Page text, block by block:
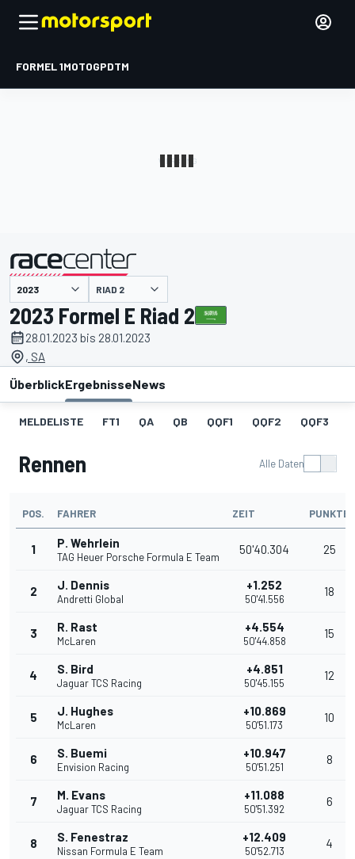
FORMEL 1MOTOGPDTM
RIAD 2
2023 Formel E Riad 2
28.01.2023 bis 28.01.2023
, SA
ÜberblickErgebnisseNews
MELDELISTE FT1 QA QB QQF1 QQF2 QQF3
Rennen Alle Daten
POS. FAHRER ZEIT PUNKTE
1 P. Wehrlein
TAG Heuer Porsche Formula E Team
50'40.304 25
2 J. Dennis
Andretti Global
+1.252
50'41.556
18
3 R. Rast
McLaren
+4.554
50'44.858
15
4 S. Bird
Jaguar TCS Racing
+4.851
50'45.155
12
5 J. Hughes
McLaren
+10.869
50'51.173
10
6 S. Buemi
Envision Racing
+10.947
50'51.251
8
7 M. Evans
Jaguar TCS Racing
+11.088
50'51.392
6
8 S. Fenestraz
Nissan Formula E Team
+12.409
50'52.713
4